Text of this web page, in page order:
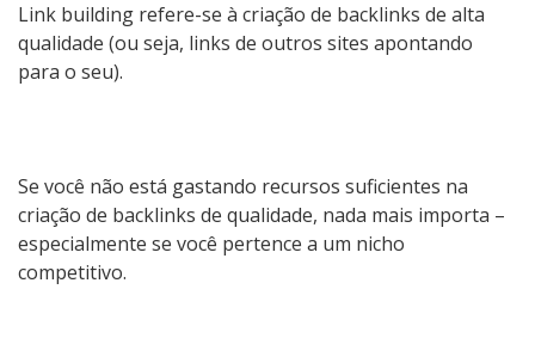
Link building refere-se à criação de backlinks de alta
qualidade (ou seja, links de outros sites apontando
para o seu).
Se você não está gastando recursos suficientes na
criação de backlinks de qualidade, nada mais importa –
especialmente se você pertence a um nicho
competitivo.